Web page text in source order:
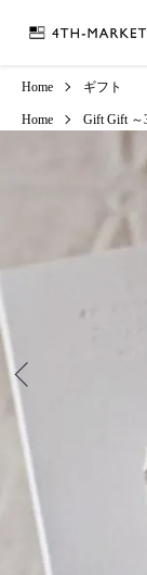
Home ギフト
Home Gift Gift ～